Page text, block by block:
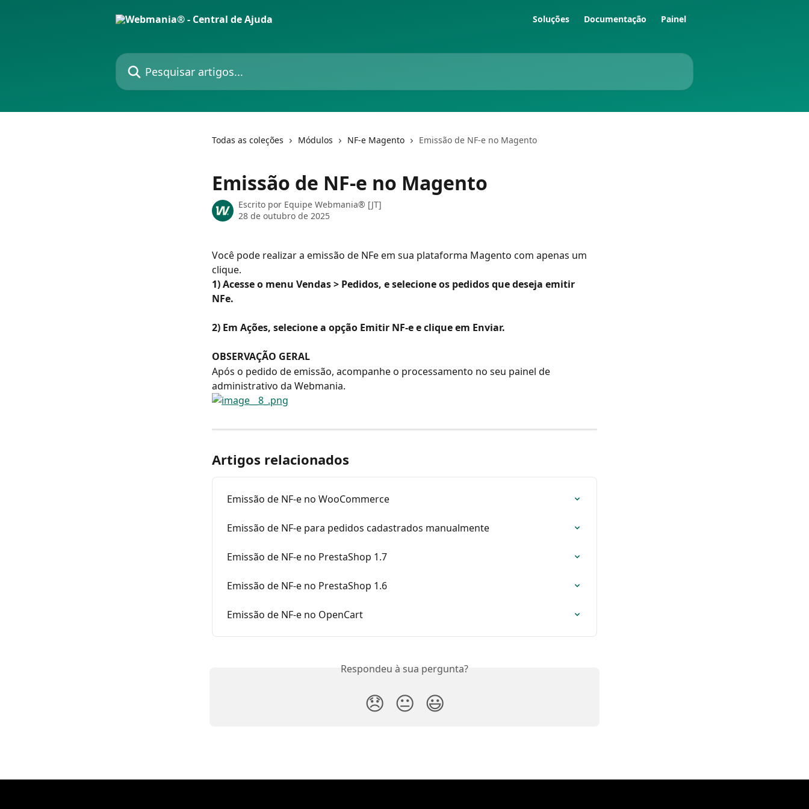
Soluções Documentação Painel
Pesquisar artigos...
Todas as coleções Módulos NF-e Magento Emissão de NF-e no Magento
Emissão de NF-e no Magento
Escrito por Equipe Webmania® [JT]
28 de outubro de 2025
Você pode realizar a emissão de NFe em sua plataforma Magento com apenas um
clique.
1) Acesse o menu Vendas > Pedidos, e selecione os pedidos que deseja emitir
NFe.
2) Em Ações, selecione a opção Emitir NF-e e clique em Enviar.
OBSERVAÇÃO GERAL
Após o pedido de emissão, acompanhe o processamento no seu painel de
administrativo da Webmania.
Artigos relacionados
Emissão de NF-e no WooCommerce
Emissão de NF-e para pedidos cadastrados manualmente
Emissão de NF-e no PrestaShop 1.7
Emissão de NF-e no PrestaShop 1.6
Emissão de NF-e no OpenCart
Respondeu à sua pergunta?
😞 😐 😃